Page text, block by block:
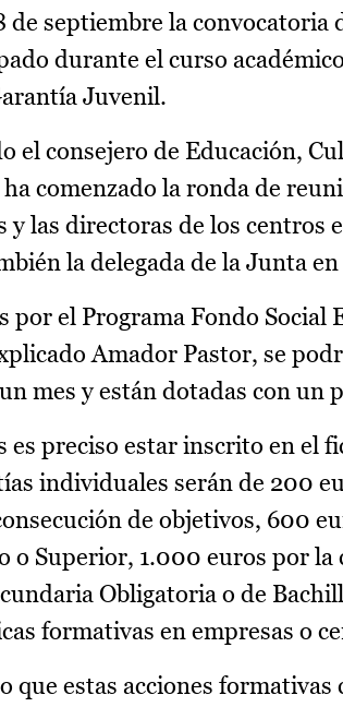
de septiembre la convocatoria
durante el curso
Juvenil.
el consejero de Educación,
comenzado la ronda de
las directoras de los centros
la delegada de la Junta
por el Programa Fondo Social
Amador Pastor, se
mes y están dotadas con
es preciso estar inscrito en el
individuales serán de 200
de objetivos, 600
o Superior, 1.000 euros por
Obligatoria o de
formativas en empresas o
que estas acciones